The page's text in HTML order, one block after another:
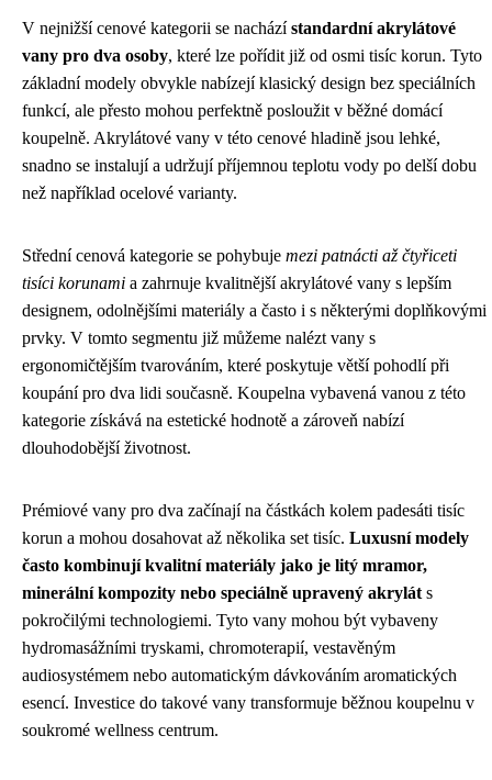
V nejnižší cenové kategorii se nacházístandardní akrylátové
vany pro dva osoby, které lze pořídit již od osmi tisíc korun. Tyto
základní modely obvykle nabízejí klasický design bez speciálních
funkcí, ale přesto mohou perfektně posloužit v běžné domácí
koupelně. Akrylátové vany v této cenové hladině jsou lehké,
snadno se instalují a udržují příjemnou teplotu vody po delší dobu
než například ocelové varianty.
Střední cenová kategorie se pohybuje mezi patnácti až čtyřiceti
tisíci korunami a zahrnuje kvalitnější akrylátové vany s lepším
designem, odolnějšími materiály a často i s některými doplňkovými
prvky. V tomto segmentu již můžeme nalézt vany s
ergonomičtějším tvarováním, které poskytuje větší pohodlí při
koupání pro dva lidi současně. Koupelna vybavená vanou z této
kategorie získává na estetické hodnotě a zároveň nabízí
dlouhodobější životnost.
Prémiové vany pro dva začínají na částkách kolem padesáti tisíc
korun a mohou dosahovat až několika set tisíc. Luxusní modely
často kombinují kvalitní materiály jako je litý mramor,
minerální kompozity nebo speciálně upravený akrylát s
pokročilými technologiemi. Tyto vany mohou být vybaveny
hydromasážními tryskami, chromoterapií, vestavěným
audiosystémem nebo automatickým dávkováním aromatických
esencí. Investice do takové vany transformuje běžnou koupelnu v
soukromé wellness centrum.